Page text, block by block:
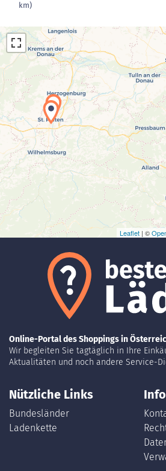
km)
Laden der
1
Leaflet | ©
Online-Portal des Shoppings in
Wir begleiten Sie tagtäglich in Ihre
Aktualitäten und noch andere Service-
Nützliche Links
Bundesländer
Ladenkette